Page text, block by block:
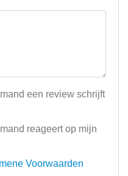
een review schrijft
reageert op mijn
Voorwaarden